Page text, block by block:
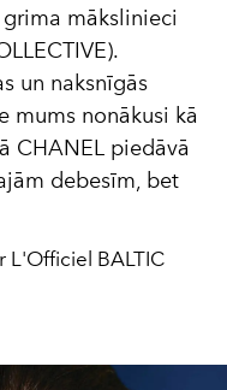
mākslinieci
un naksnīgās
mums nonākusi kā
CHANEL piedāvā
debesīm, bet
L'Officiel BALTIC